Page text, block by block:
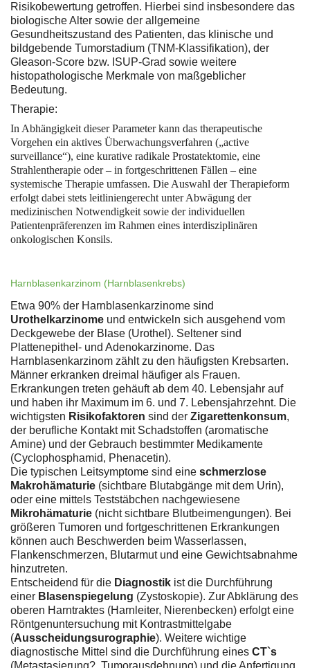
Risikobewertung getroffen. Hierbei sind insbesondere das
biologische Alter sowie der allgemeine
Gesundheitszustand des Patienten, das klinische und
bildgebende Tumorstadium (TNM-Klassifikation), der
Gleason-Score bzw. ISUP-Grad sowie weitere
histopathologische Merkmale von maßgeblicher
Bedeutung.
Therapie:
In Abhängigkeit dieser Parameter kann das therapeutische
Vorgehen ein aktives Überwachungsverfahren („active
surveillance“), eine kurative radikale Prostatektomie, eine
Strahlentherapie oder – in fortgeschrittenen Fällen – eine
systemische Therapie umfassen. Die Auswahl der Therapieform
erfolgt dabei stets leitliniengerecht unter Abwägung der
medizinischen Notwendigkeit sowie der individuellen
Patientenpräferenzen im Rahmen eines interdisziplinären
onkologischen Konsils.
Harnblasenkarzinom (Harnblasenkrebs)
Etwa 90% der Harnblasenkarzinome sind
Urothelkarzinome und entwickeln sich ausgehend vom
Deckgewebe der Blase (Urothel). Seltener sind
Plattenepithel- und Adenokarzinome. Das
Harnblasenkarzinom zählt zu den häufigsten Krebsarten.
Männer erkranken dreimal häufiger als Frauen.
Erkrankungen treten gehäuft ab dem 40. Lebensjahr auf
und haben ihr Maximum im 6. und 7. Lebensjahrzehnt. Die
wichtigsten Risikofaktoren sind der Zigarettenkonsum,
der berufliche Kontakt mit Schadstoffen (aromatische
Amine) und der Gebrauch bestimmter Medikamente
(Cyclophosphamid, Phenacetin).
Die typischen Leitsymptome sind eine schmerzlose
Makrohämaturie (sichtbare Blutabgänge mit dem Urin),
oder eine mittels Teststäbchen nachgewiesene
Mikrohämaturie (nicht sichtbare Blutbeimengungen). Bei
größeren Tumoren und fortgeschrittenen Erkrankungen
können auch Beschwerden beim Wasserlassen,
Flankenschmerzen, Blutarmut und eine Gewichtsabnahme
hinzutreten.
Entscheidend für die Diagnostik ist die Durchführung
einer Blasenspiegelung (Zystoskopie). Zur Abklärung des
oberen Harntraktes (Harnleiter, Nierenbecken) erfolgt eine
Röntgenuntersuchung mit Kontrastmittelgabe
(Ausscheidungsurographie). Weitere wichtige
diagnostische Mittel sind die Durchführung eines CT`s
(Metastasierung?, Tumorausdehnung) und die Anfertigung